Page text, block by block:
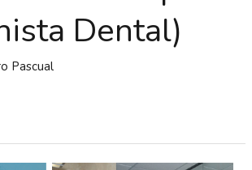
Dental)
Pascual